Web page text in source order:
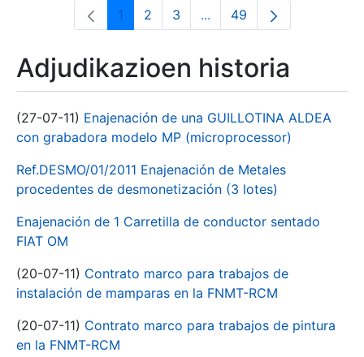
Orrialdea
1 Orrialdea
2 Orrialdea
3 ...Intermediate Pages Use
Orrialdea
49
Adjudikazioen historia
(27-07-11) Enajenación de una GUILLOTINA ALDEA
con grabadora modelo MP (microprocessor)
Ref.DESMO/01/2011 Enajenación de Metales
procedentes de desmonetización (3 lotes)
Enajenación de 1 Carretilla de conductor sentado
FIAT OM
(20-07-11) Contrato marco para trabajos de
instalación de mamparas en la FNMT-RCM
(20-07-11) Contrato marco para trabajos de pintura
en la FNMT-RCM